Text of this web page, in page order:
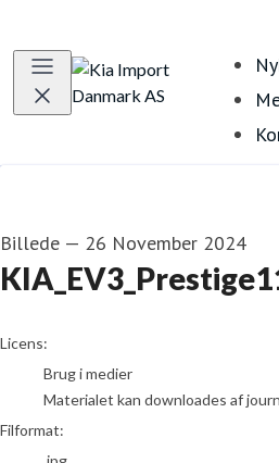
Billede — 26 November 2024
go to media item
Licens:
Brug i medier
Materialet kan downloades af
Filformat: